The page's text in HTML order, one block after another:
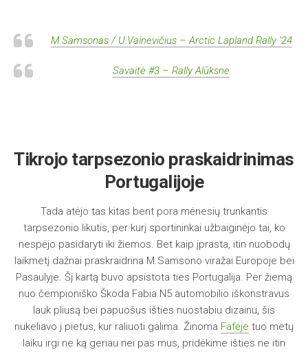
M.Samsonas / U.Vainevičius – Arctic Lapland Rally ’24
Savaitė #3 – Rally Alūksne
Tikrojo tarpsezonio praskaidrinimas
Portugalijoje
Tada atėjo tas kitas bent pora mėnesių trunkantis
tarpsezonio likutis, per kurį sportininkai užbaiginėjo tai, ko
nespėjo pasidaryti iki žiemos. Bet kaip įprasta, itin nuobodų
laikmetį dažnai praskraidrina M.Samsono viražai Europoje bei
Pasaulyje. Šį kartą buvo apsistota ties Portugalija. Per žiemą
nuo čempioniško Škoda Fabia N5 automobilio iškonstravus
lauk pliusą bei papuošus išties nuostabiu dizainu, šis
nukeliavo į pietus, kur raliuoti galima. Žinoma Fafėje tuo metų
laiku irgi ne ką geriau nei pas mus, pridėkime išties ne itin